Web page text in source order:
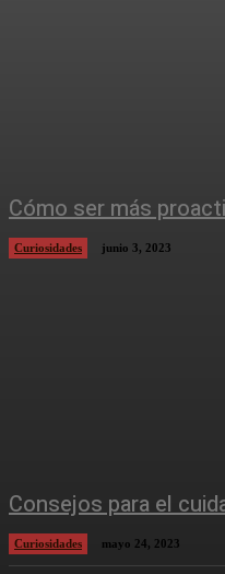
Cómo ser más
Curiosidades junio 3, 2023
Consejos para el
Curiosidades mayo 24, 2023